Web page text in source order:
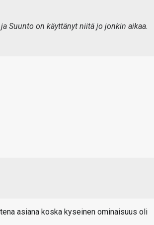
Suunto on käyttänyt niitä jo jonkin aikaa.
asiana koska kyseinen ominaisuus oli